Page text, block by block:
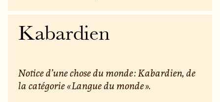
Kabardien
Notice d’une chose du monde : Kabardien, de
la catégorie « Langue du monde ».